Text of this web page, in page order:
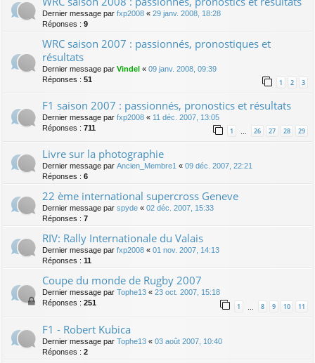
Dernier message par fxp2008 « 29 janv. 2008, 18:28
Réponses : 9
WRC saison 2007 : passionnés, pronostiques et
résultats
Dernier message par Vindel « 09 janv. 2008, 09:39
Réponses : 51 1 2 3
F1 saison 2007 : passionnés, pronostics et résultats
Dernier message par fxp2008 « 11 déc. 2007, 13:05
Réponses : 711 1 … 26 27 28 29
Livre sur la photographie
Dernier message par Ancien_Membre1 « 09 déc. 2007, 22:21
Réponses : 6
22 ème international supercross Geneve
Dernier message par spyde « 02 déc. 2007, 15:33
Réponses : 7
RIV: Rally Internationale du Valais
Dernier message par fxp2008 « 01 nov. 2007, 14:13
Réponses : 11
Coupe du monde de Rugby 2007
Dernier message par Tophe13 « 23 oct. 2007, 15:18
Réponses : 251 1 8 9 10 11
F1 - Robert Kubica
Dernier message par Tophe13 « 03 août 2007, 10:40
Réponses : 2